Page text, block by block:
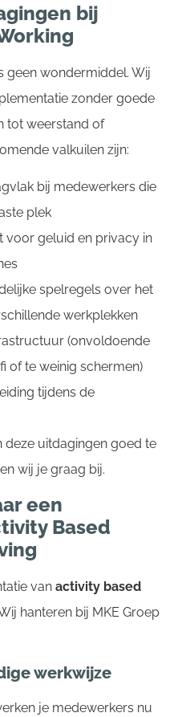
bij
geen wondermiddel. Wij
zonder goede
tot weerstand of
valkuilen zijn:
bij medewerkers die
plek
voor geluid en privacy in
spelregels over het
werkplekken
(onvoldoende
of te weinig schermen)
tijdens de
deze uitdagingen goed te
wij je graag bij.
een
Based
van activity based
hanteren bij MKE Groep
werkwijze
je medewerkers nu